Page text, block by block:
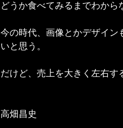
どうか食べてみるまでわから
今の時代、画像とかデザイン
いと思う。
だけど、売上を大きく左右す
高畑昌史